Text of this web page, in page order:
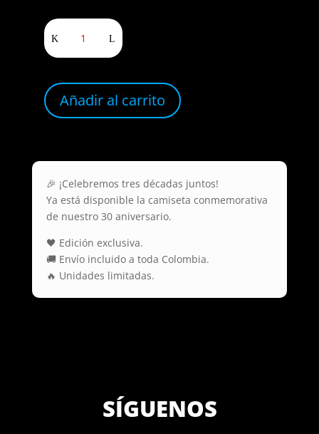
Mojiganga
XXX
años
Añadir al carrito
🎉 ¡Celebremos tres décadas juntos!
Ya está disponible la camiseta conmemorativa
de nuestro 30 aniversario.
🖤 Edición exclusiva.
🚚 Envío incluido a toda Colombia.
🔥 Unidades limitadas.
SÍGUENOS